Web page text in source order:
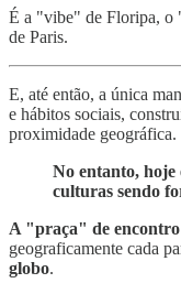
É a "vibe" de Floripa, o
de Paris.
E, até então, a única
e hábitos sociais,
proximidade geográfica.
No entanto, hoje
culturas sendo
A "praça" de
geograficamente cada
globo.